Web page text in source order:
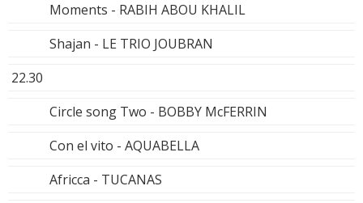
Moments - RABIH ABOU KHALIL
Shajan - LE TRIO JOUBRAN
22.30
Circle song Two - BOBBY McFERRIN
Con el vito - AQUABELLA
Africca - TUCANAS